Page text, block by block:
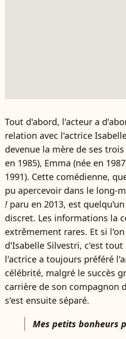
Tout d'abord, l'acteur a
relation avec l'actrice
devenue la mère de ses
en 1985), Emma (née en
1991). Cette comédienne,
pu apercevoir dans le long-
! paru en 2013, est
discret. Les informations la
extrêmement rares. Et si
d'Isabelle Silvestri, c'est
l'actrice a toujours préféré
célébrité, malgré le succès
carrière de son compagnon
s'est ensuite séparé.
Mes petits bonheurs